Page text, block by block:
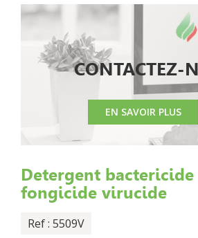
CONTACTEZ-
EN SAVOIR PLUS
Detergent
fongicide virucide
Ref : 5509V